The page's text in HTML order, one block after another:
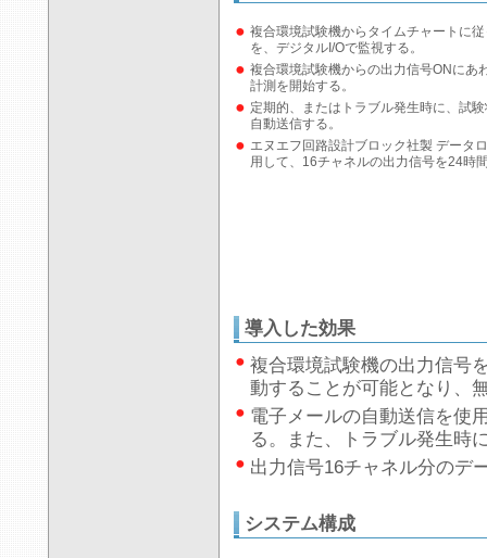
複合環境試験機からタイムチャートに
を、デジタルI/Oで監視する。
複合環境試験機からの出力信号ONにあ
計測を開始する。
定期的、またはトラブル発生時に、試
自動送信する。
エヌエフ回路設計ブロック社製 データ
用して、16チャネルの出力信号を24時
導入した効果
複合環境試験機の出力信号
動することが可能となり、
電子メールの自動送信を使
る。また、トラブル発生時
出力信号16チャネル分のデ
システム構成